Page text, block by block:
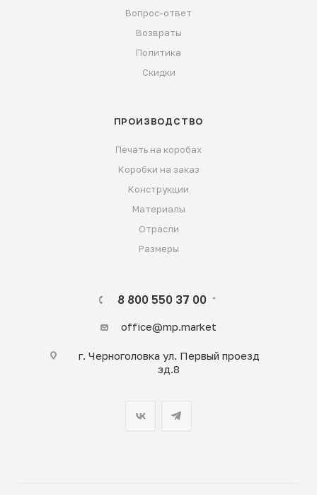
Вопрос-ответ
Возвраты
Политика
Скидки
ПРОИЗВОДСТВО
Печать на коробах
Коробки на заказ
Конструкции
Материалы
Отрасли
Размеры
8 800 550 37 00
office@mp.market
г. Черноголовка ул. Первый проезд
зд.8